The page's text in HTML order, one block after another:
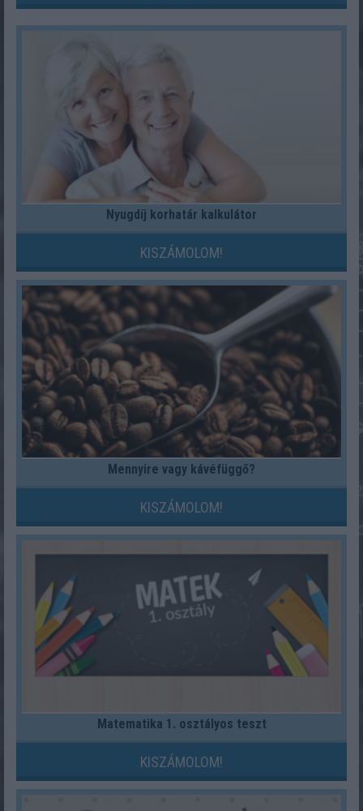
Nyugdíj korhatár kalkulátor
KISZÁMOLOM!
Mennyire vagy kávéfüggő?
KISZÁMOLOM!
Matematika 1. osztályos teszt
KISZÁMOLOM!